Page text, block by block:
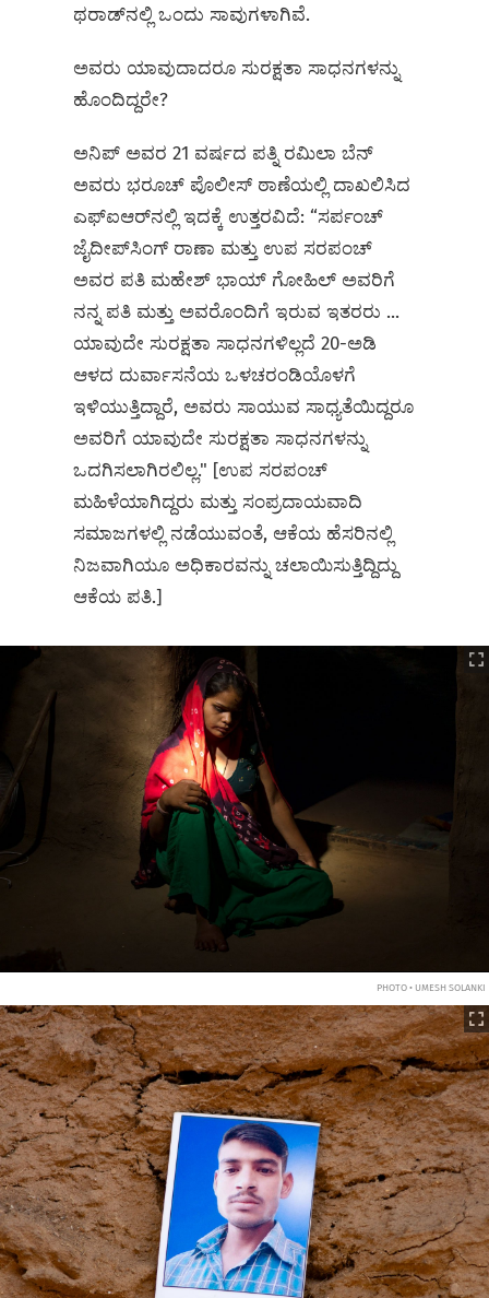
ಥರಾಡ್‌ನಲ್ಲಿ ಒಂದು ಸಾವುಗಳಾಗಿವೆ.
ಅವರು ಯಾವುದಾದರೂ ಸುರಕ್ಷತಾ ಸಾಧನಗಳನ್ನು
ಹೊಂದಿದ್ದರೇ?
ಅನಿಪ್ ಅವರ 21 ವರ್ಷದ ಪತ್ನಿ ರಮಿಲಾ ಬೆನ್
ಅವರು ಭರೂಚ್ ಪೊಲೀಸ್ ಠಾಣೆಯಲ್ಲಿ ದಾಖಲಿಸಿದ
ಎಫ್‌ಐಆರ್‌ನಲ್ಲಿ ಇದಕ್ಕೆ ಉತ್ತರವಿದೆ: “ಸರ್ಪಂಚ್
ಜೈದೀಪ್‌ಸಿಂಗ್ ರಾಣಾ ಮತ್ತು ಉಪ ಸರಪಂಚ್‌
ಅವರ ಪತಿ ಮಹೇಶ್ ಭಾಯ್ ಗೋಹಿಲ್ ಅವರಿಗೆ
ನನ್ನ ಪತಿ ಮತ್ತು ಅವರೊಂದಿಗೆ ಇರುವ ಇತರರು ...
ಯಾವುದೇ ಸುರಕ್ಷತಾ ಸಾಧನಗಳಿಲ್ಲದೆ 20-ಅಡಿ
ಆಳದ ದುರ್ವಾಸನೆಯ ಒಳಚರಂಡಿಯೊಳಗೆ
ಇಳಿಯುತ್ತಿದ್ದಾರೆ, ಅವರು ಸಾಯುವ ಸಾಧ್ಯತೆಯಿದ್ದರೂ
ಅವರಿಗೆ ಯಾವುದೇ ಸುರಕ್ಷತಾ ಸಾಧನಗಳನ್ನು
ಒದಗಿಸಲಾಗಿರಲಿಲ್ಲ." [ಉಪ ಸರಪಂಚ್
ಮಹಿಳೆಯಾಗಿದ್ದರು ಮತ್ತು ಸಂಪ್ರದಾಯವಾದಿ
ಸಮಾಜಗಳಲ್ಲಿ ನಡೆಯುವಂತೆ, ಆಕೆಯ ಹೆಸರಿನಲ್ಲಿ
ನಿಜವಾಗಿಯೂ ಅಧಿಕಾರವನ್ನು ಚಲಾಯಿಸುತ್ತಿದ್ದಿದ್ದು
ಆಕೆಯ ಪತಿ.]
PHOTO • UMESH SOLANKI